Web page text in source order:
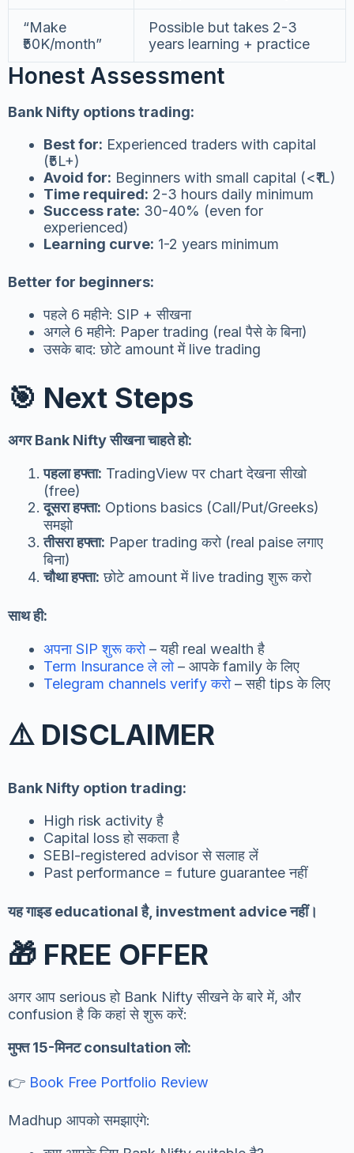
“Make
₹50K/month”
Possible but takes 2-3
years learning + practice
Honest Assessment
Bank Nifty options trading:
Best for: Experienced traders with capital
(₹5L+)
Avoid for: Beginners with small capital (<₹1L)
Time required: 2-3 hours daily minimum
Success rate: 30-40% (even for
experienced)
Learning curve: 1-2 years minimum
Better for beginners:
पहले 6 महीने: SIP + सीखना
अगले 6 महीने: Paper trading (real पैसे के बिना)
उसके बाद: छोटे amount में live trading
🎯 Next Steps
अगर Bank Nifty सीखना चाहते हो:
पहला हफ्ता: TradingView पर chart देखना सीखो
(free)
दूसरा हफ्ता: Options basics (Call/Put/Greeks)
समझो
तीसरा हफ्ता: Paper trading करो (real paise लगाए
बिना)
चौथा हफ्ता: छोटे amount में live trading शुरू करो
साथ ही:
अपना SIP शुरू करो– यही real wealth है
Term Insurance ले लो– आपके family के लिए
Telegram channels verify करो– सही tips के लिए
⚠️ DISCLAIMER
Bank Nifty option trading:
High risk activity है
Capital loss हो सकता है
SEBI-registered advisor से सलाह लें
Past performance = future guarantee नहीं
यह गाइड educational है, investment advice नहीं।
🎁 FREE OFFER
अगर आप serious हो Bank Nifty सीखने के बारे में, और
confusion है कि कहां से शुरू करें:
मुफ्त 15-मिनट consultation लो:
👉 Book Free Portfolio Review
Madhup आपको समझाएंगे: